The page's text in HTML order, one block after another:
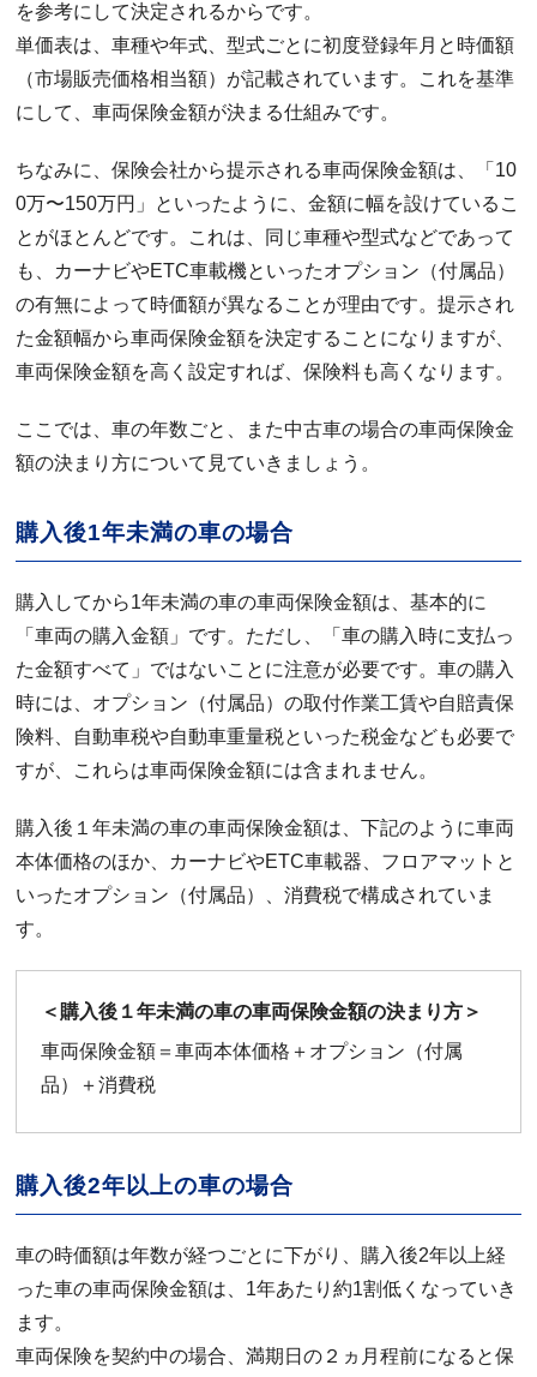
を参考にして決定されるからです。
単価表は、車種や年式、型式ごとに初度登録年月と時価額
（市場販売価格相当額）が記載されています。これを基準
にして、車両保険金額が決まる仕組みです。
ちなみに、保険会社から提示される車両保険金額は、「10
0万〜150万円」といったように、金額に幅を設けているこ
とがほとんどです。これは、同じ車種や型式などであって
も、カーナビやETC車載機といったオプション（付属品）
の有無によって時価額が異なることが理由です。提示され
た金額幅から車両保険金額を決定することになりますが、
車両保険金額を高く設定すれば、保険料も高くなります。
ここでは、車の年数ごと、また中古車の場合の車両保険金
額の決まり方について見ていきましょう。
購入後1年未満の車の場合
購入してから1年未満の車の車両保険金額は、基本的に
「車両の購入金額」です。ただし、「車の購入時に支払っ
た金額すべて」ではないことに注意が必要です。車の購入
時には、オプション（付属品）の取付作業工賃や自賠責保
険料、自動車税や自動車重量税といった税金なども必要で
すが、これらは車両保険金額には含まれません。
購入後１年未満の車の車両保険金額は、下記のように車両
本体価格のほか、カーナビやETC車載器、フロアマットと
いったオプション（付属品）、消費税で構成されていま
す。
＜購入後１年未満の車の車両保険金額の決まり方＞
車両保険金額＝車両本体価格＋オプション（付属
品）＋消費税
購入後2年以上の車の場合
車の時価額は年数が経つごとに下がり、購入後2年以上経
った車の車両保険金額は、1年あたり約1割低くなっていき
ます。
車両保険を契約中の場合、満期日の２ヵ月程前になると保